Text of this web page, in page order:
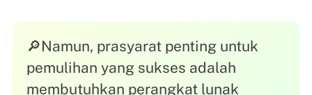
🔎Namun, prasyarat penting untuk
pemulihan yang sukses adalah
membutuhkan perangkat lunak